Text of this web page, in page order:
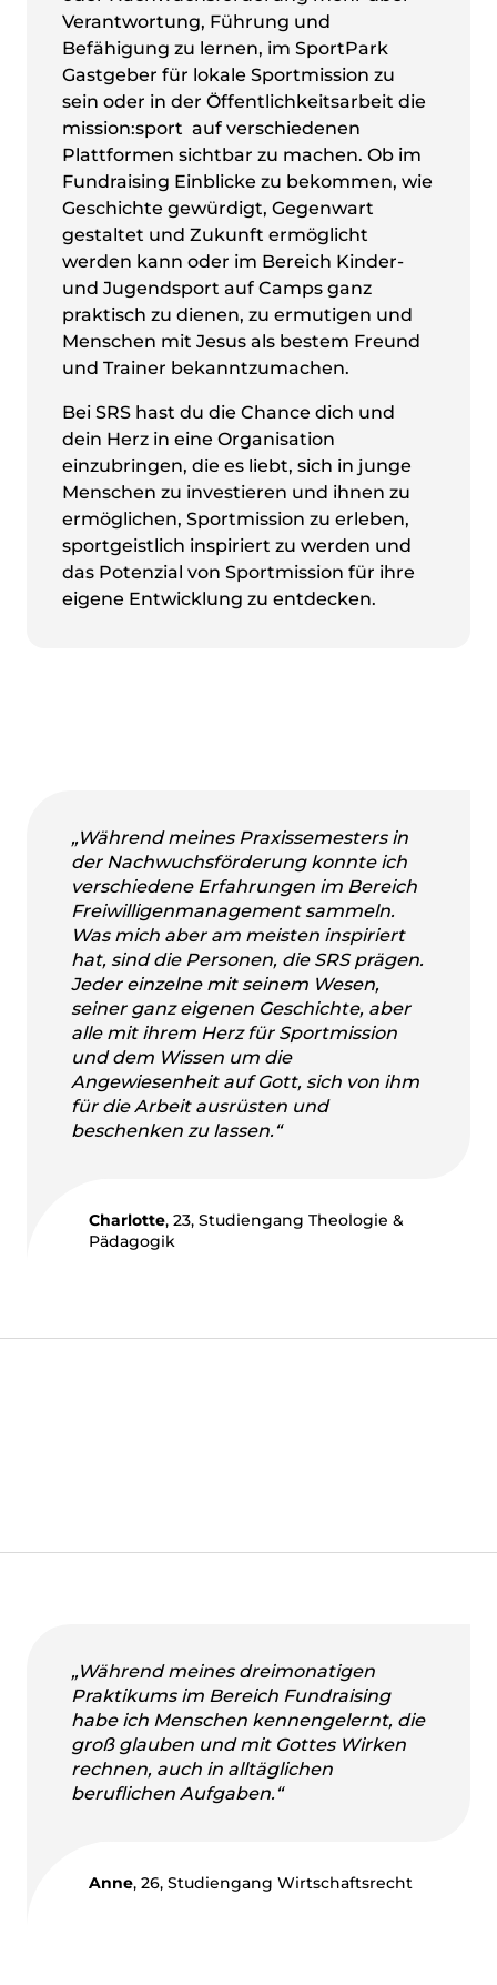
Verantwortung, Führung und
Befähigung zu lernen, im SportPark
Gastgeber für lokale Sportmission zu
sein oder in der Öffentlichkeitsarbeit die
mission:sport auf verschiedenen
Plattformen sichtbar zu machen. Ob im
Fundraising Einblicke zu bekommen, wie
Geschichte gewürdigt, Gegenwart
gestaltet und Zukunft ermöglicht
werden kann oder im Bereich Kinder-
und Jugendsport auf Camps ganz
praktisch zu dienen, zu ermutigen und
Menschen mit Jesus als bestem Freund
und Trainer bekanntzumachen.
Bei SRS hast du die Chance dich und
dein Herz in eine Organisation
einzubringen, die es liebt, sich in junge
Menschen zu investieren und ihnen zu
ermöglichen, Sportmission zu erleben,
sportgeistlich inspiriert zu werden und
das Potenzial von Sportmission für ihre
eigene Entwicklung zu entdecken.
„Während meines Praxissemesters in
der Nachwuchsförderung konnte ich
verschiedene Erfahrungen im Bereich
Freiwilligenmanagement sammeln.
Was mich aber am meisten inspiriert
hat, sind die Personen, die SRS prägen.
Jeder einzelne mit seinem Wesen,
seiner ganz eigenen Geschichte, aber
alle mit ihrem Herz für Sportmission
und dem Wissen um die
Angewiesenheit auf Gott, sich von ihm
für die Arbeit ausrüsten und
beschenken zu lassen.“
Charlotte, 23, Studiengang Theologie &
Pädagogik
„Während meines dreimonatigen
Praktikums im Bereich Fundraising
habe ich Menschen kennengelernt, die
groß glauben und mit Gottes Wirken
rechnen, auch in alltäglichen
beruflichen Aufgaben.“
Anne, 26, Studiengang Wirtschaftsrecht